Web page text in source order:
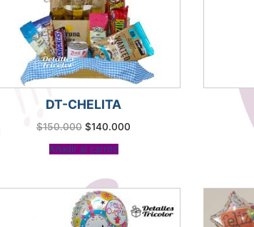
DT-CHELITA
$150.000 El
precio
original
era:
$140.000
Añadir al carrito